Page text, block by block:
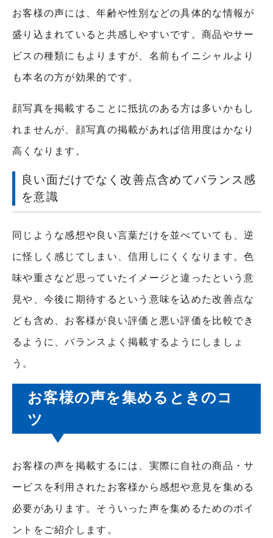
お客様の声には、年齢や性別などの具体的な情報が
盛り込まれていると共感しやすいです。商品やサー
ビスの種類にもよりますが、名前もイニシャルより
も本名の方が効果的です。
顔写真を掲載することに抵抗のある方は多いかもし
れませんが、顔写真の掲載があれば信用度はかなり
高くなります。
良い面だけでなく改善点含めてバランス感
を意識
同じような感想や良い言葉だけを並べていても、逆
に怪しく感じてしまい、信用しにくくなります。色
味や重さなど思っていたイメージと違ったという意
見や、今後に期待するという意味を込めた改善点な
ども含め、お客様が良い評価と悪い評価を比較でき
るように、バランスよく掲載するようにしましょ
う。
お客様の声を集めるときのコ
ツ
お客様の声を掲載するには、実際に自社の商品・サ
ービスを利用されたお客様から感想や意見を集める
必要があります。そういった声を集めるためのポイ
ントをご紹介します。